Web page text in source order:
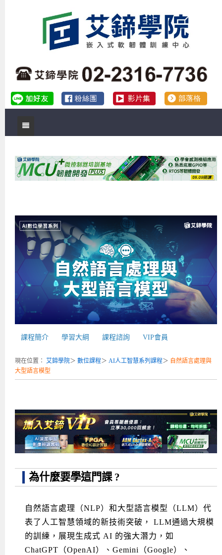
關於艾鍗
儲備講師計劃
最新補助課程
師資介紹
開發板介紹
環境設備
最新職缺
艾鍗新聞
獲獎與榮耀
課程說明會
政府補助職訓說明會
嵌入式Linux開發系列課程
[學程] 嵌入式Linux開發實務
Linux系統建置實務
Linux系統程式設計
Linux驅動程式設計實戰
ARM Boot Loader設計
Raspberry Pi之Python程式設計硬體控制
MCU韌體設計系列課程
ARM MCU單晶片韌體開發
USB韌體設計
STM32嵌入式開發實戰
[學程]MCU韌體設計實戰
生醫感測器整合設計班
嵌入式即時作業系統FreeRTOS 設計實作
硬體/IC設計系列課程
全能電路設計實戰班
FPGA 數位IC設計實戰
感測電路設計與應用
工業電子丙級輔導考照課程
[學程]感測電路Plus+MCU韌體設計實戰
AI人工智慧系列課程
iPAS AI應用規劃師能力鑑定課程
AI深度學習與影像辨識實戰
AI機器學習與深度學習實戰班
AI邊緣運算實作TensorFlow Lite for MCU
AIoT智能聯網運算實戰
AI強化學習 - 自動控制應用
讓 AI 成為你的數位同事
iPAS經濟部產業人才能力鑑定
iPAS AI應用規劃師能力鑑定
iPAS巨量資料分析師
Web及雲端系列課程
AI雲端原生與MLOps自動化實務
資訊安全實務
物聯網Web整合應用實作
[學程]物聯網整合開發實戰
嵌入式物聯網開發實戰
[學程]物聯網全端與深度學習整合
5G-SDN通訊系列課程
ROS機器手臂控制&演算法實戰
智能機器人系統整合開發
影像課程總覽
電腦視覺與影像處理
嵌入式Linux開發與AI影像辨識
智能機器人系統整合開發
ARM系列課程
ARM mbed 物聯網平台應用實作
ARM Cortex-M0 應用整合設計
程式語言系列課程
資料結構精修班
C++程式設計
Python程式實戰養成學程
Android嵌入式平台開發訓練班
Android APP 實戰開發學程
Android Framework
iOS程式開發系列課程
iPhone程式設計基礎班
iPhone程式設計進階班
Android嵌入式平台開發訓練班
產品應用系列課程
熱門課程
讓 AI 成為你的數位同事
AI雲端原生與MLOps自動化實務
n8n 零基礎工作自動化實戰班
Vibe Coding：AI 協作全端開發實戰班
iPAS AI應用規劃師能力鑑定課程
數位課程總覽
嵌入式Linux開發系列
嵌入式Linux學程(數位豪華版)
Linux系統程式設計
Linux驅動程式
使用C語言控制Raspberry Pi
MCU韌體開發系列
MCU韌體設計
Python硬體控制-Pi Pico物聯網實作
AI邊緣運算實作TensorFlow Lite for MCU
AI人工智慧系列課程
iPAS AI應用規劃師能力鑑定課程
生成式AI能力認證
AI雲端原生與MLOps自動化實務
AI邊緣運算實作-TFL for MCU
資料分析與視覺化
非監督式學習
Edge AI與Pi Pico實作應用
Web及雲端系列課程
AI雲端原生與MLOps自動化實務
物聯網整合開發與應用
5G - SDN與Mininet實作
iPAS產業人才能力鑑定系列
iPAS巨量資料分析師
iPAS機器學習工程師
APCS檢定 Python課程
APCS檢定 C++課程
APCS檢定培訓課程
【遠距同步】APCS寒/暑假營隊
【遠距同步】青少年AI冬/夏令營
C語言程式設計
資料結構
JavaScript程式設計
C++程式設計
Python進階程式設計：從資料結構到演算法
Raspberry Pi系列
Linux & C語言硬體控制
Raspberry Pi 使用入門
Edge AI與Raspberry Pi Pico實作應用
硬體控制使用Python
5G-SDN通訊系列課程
micro:bit 創意程式設計
Scratch 創意程式設計
補助專班
待業青年職訓課程(29歲以下)
Kubernetes工程師養成班
[假日班]AI邊緣運算實作TensorFlow Lite for MCU
[假日班]物聯網資訊安全實務
更多...
企業服務
企業教育訓練
企業儲值優惠方案
艾鍗企業VIP會員
企業徵才
電腦教室租借服務[台北]
研討活動
學員專區
會員優惠
學員見證
廠商求才
學員常見問題
工程師學習地圖
學員專屬提問平台
前進校園
校園巡迴講座
高中生升學超前部署課程總覽
會員優惠
課程簡介 學習大綱 課程諮詢 VIP會員
現在位置： 艾鍗學院＞ 數位課程＞ AI人工智慧系列課程＞ 自然語言處理與
大型語言模型
為什麼要學這門課 ?
自然語言處理（NLP）和大型語言模型（LLM）代
表了人工智慧領域的新技術突破， LLM通過大規模
的訓練，展現生成式 AI 的強大潛力，如
ChatGPT（OpenAI）、Gemini（Google）、